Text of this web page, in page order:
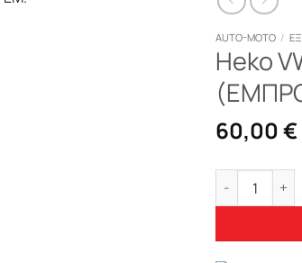
AUTO-MOTO /
Heko
60,00€
Heko VW